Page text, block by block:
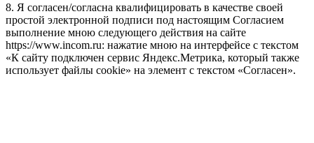
8. Я согласен/согласна квалифицировать в качестве своей
простой электронной подписи под настоящим Согласием
выполнение мною следующего действия на сайте
https://www.incom.ru: нажатие мною на интерфейсе с текстом
«К сайту подключен сервис Яндекс.Метрика, который также
использует файлы cookie» на элемент с текстом «Согласен».